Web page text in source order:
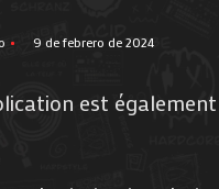
9 de febrero de 2024
est